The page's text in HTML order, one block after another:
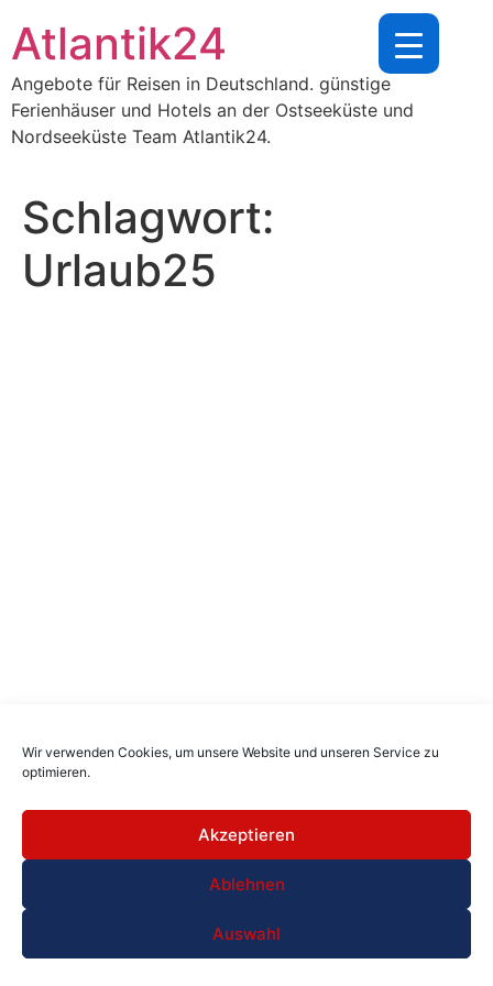
Wir verwenden Cookies, um unsere Website und unseren Service zu
optimieren.
Akzeptieren
Ablehnen
Auswahl
Inhalt
springen
Atlantik24
Angebote für Reisen in Deutschland. günstige
Ferienhäuser und Hotels an der Ostseeküste und
Nordseeküste Team Atlantik24.
Schlagwort:
Urlaub25